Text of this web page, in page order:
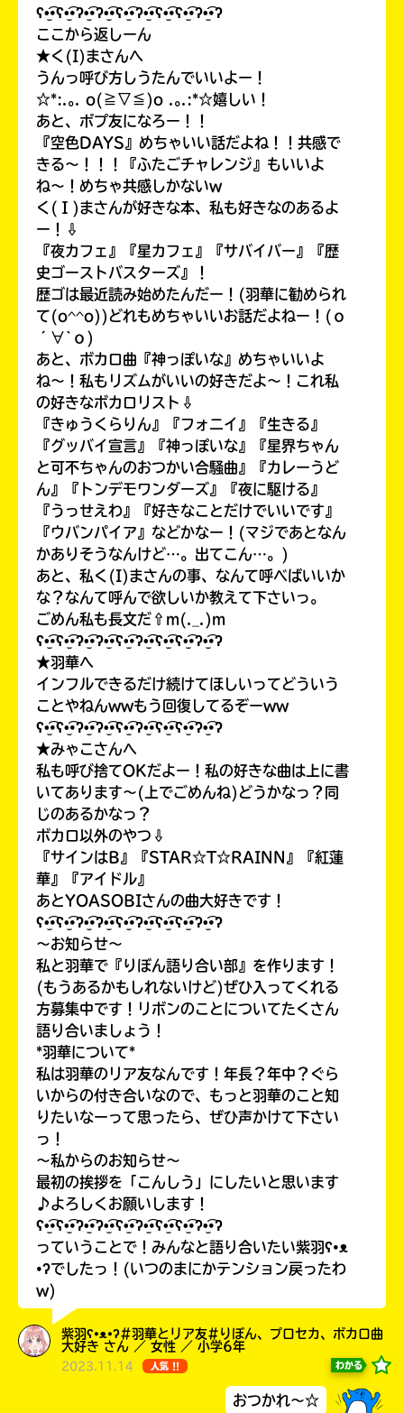
自分だけの
みんなからのお手紙が
読める
ʕ•̫͡•ʕ•̫͡•ʔ•̫͡•ʔ•̫͡•ʕ•̫͡•ʔ•̫͡•ʕ•̫͡•ʕ•̫͡•ʔ•̫͡•ʔ
ここから返しーん
★く(I)まさんへ
うんっ呼び方しうたんでいいよー！
☆*:.｡. o(≧▽≦)o .｡.:*☆嬉しい！
あと、ポプ友になろー！！
『空色DAYS』めちゃいい話だよね！！共感で
きる〜！！！『ふたごチャレンジ』もいいよ
ね〜！めちゃ共感しかないw
く(Ｉ)まさんが好きな本、私も好きなのあるよ
ー！⇩
『夜カフェ』『星カフェ』『サバイバー』『歴
史ゴーストバスターズ』！
歴ゴは最近読み始めたんだー！(羽華に勧められ
て(o^^o))どれもめちゃいいお話だよねー！(о
´∀`о)
あと、ボカロ曲『神っぽいな』めちゃいいよ
ね〜！私もリズムがいいの好きだよ〜！これ私
の好きなボカロリスト⇩
『きゅうくらりん』『フォニイ』『生きる』
『グッバイ宣言』『神っぽいな』『星界ちゃん
と可不ちゃんのおつかい合騒曲』『カレーうど
ん』『トンデモワンダーズ』『夜に駆ける』
『うっせえわ』『好きなことだけでいいです』
『ウバンパイア』などかなー！(マジであとなん
かありそうなんけど…。出てこん…。)
あと、私く(I)まさんの事、なんて呼べばいいか
な？なんて呼んで欲しいか教えて下さいっ。
ごめん私も長文だ⇧m(._.)m
ʕ•̫͡•ʕ•̫͡•ʔ•̫͡•ʔ•̫͡•ʕ•̫͡•ʔ•̫͡•ʕ•̫͡•ʕ•̫͡•ʔ•̫͡•ʔ
★羽華へ
インフルできるだけ続けてほしいってどういう
ことやねんwwもう回復してるぞーww
ʕ•̫͡•ʕ•̫͡•ʔ•̫͡•ʔ•̫͡•ʕ•̫͡•ʔ•̫͡•ʕ•̫͡•ʕ•̫͡•ʔ•̫͡•ʔ
★みゃこさんへ
私も呼び捨てOKだよー！私の好きな曲は上に書
いてあります〜(上でごめんね)どうかなっ？同
じのあるかなっ？
ボカロ以外のやつ⇩
『サインはB』『STAR☆T☆RAINN』『紅蓮
華』『アイドル』
あとYOASOBIさんの曲大好きです！
ʕ•̫͡•ʕ•̫͡•ʔ•̫͡•ʔ•̫͡•ʕ•̫͡•ʔ•̫͡•ʕ•̫͡•ʕ•̫͡•ʔ•̫͡•ʔ
〜お知らせ〜
私と羽華で『りぼん語り合い部』を作ります！
(もうあるかもしれないけど)ぜひ入ってくれる
方募集中です！リボンのことについてたくさん
語り合いましょう！
*羽華について*
私は羽華のリア友なんです！年長？年中？ぐら
いからの付き合いなので、もっと羽華のこと知
りたいなーって思ったら、ぜひ声かけて下さい
っ！
〜私からのお知らせ〜
最初の挨拶を「こんしう」にしたいと思います
♪よろしくお願いします！
ʕ•̫͡•ʕ•̫͡•ʔ•̫͡•ʔ•̫͡•ʕ•̫͡•ʔ•̫͡•ʕ•̫͡•ʕ•̫͡•ʔ•̫͡•ʔ
っていうことで！みんなと語り合いたい紫羽ʕ•ᴥ
•ʔでしたっ！(いつのまにかテンション戻ったわ
w)
紫羽ʕ•ᴥ•ʔ#羽華とリア友#りぼん、プロセカ、ボカロ曲
大好き さん ／ 女性 ／ 小学6年
2023.11.14 人気 !! わかる
おつかれ～☆